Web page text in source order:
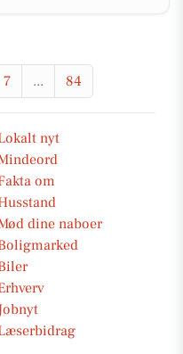
7 ... 84
nyt
om
dine naboer